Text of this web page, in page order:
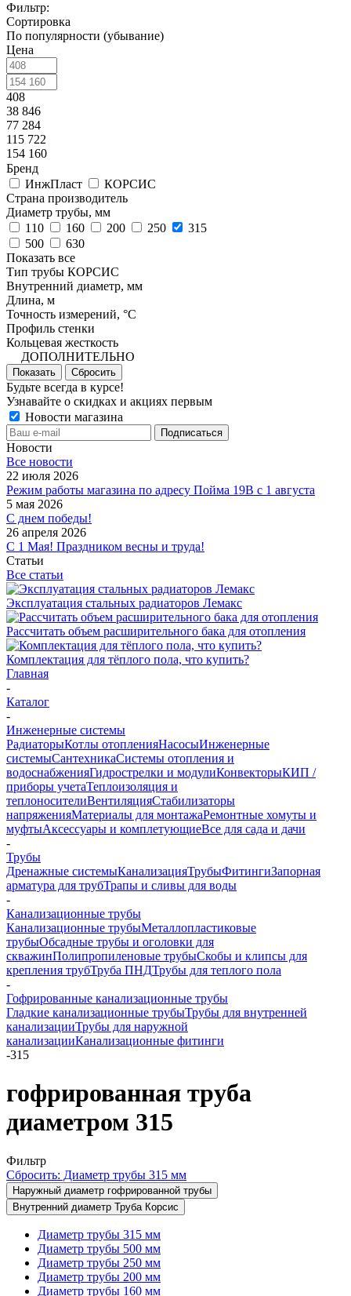
Фильтр:
Сортировка
По популярности (убывание)
Цена
408
38 846
77 284
115 722
154 160
Бренд
ИнжПласт
КОРСИС
Страна производитель
Диаметр трубы, мм
110
160 200 250
315
500
630
Показать все
Тип трубы КОРСИС
Внутренний диаметр, мм
Длина, м
Точность измерений, °C
Профиль стенки
Кольцевая жесткость
ДОПОЛНИТЕЛЬНО
Показать Сбросить
Будьте всегда в курсе!
Узнавайте о скидках и акциях первым
Новости магазина
Новости
Все новости
22 июля 2026
Режим работы магазина по адресу Пойма 19В с 1 августа
5 мая 2026
С днем победы!
26 апреля 2026
С 1 Мая! Праздником весны и труда!
Статьи
Все статьи
Эксплуатация стальных радиаторов Лемакс
Рассчитать объем расширительного бака для отопления
Комплектация для тёплого пола, что купить?
Главная
-
Каталог
-
Инженерные системы
РадиаторыКотлы отопленияНасосыИнженерные
системыСантехникаСистемы отопления и
водоснабженияГидрострелки и модулиКонвекторыКИП /
приборы учетаТеплоизоляция и
теплоносителиВентиляцияСтабилизаторы
напряженияМатериалы для монтажаРемонтные хомуты и
муфтыАксессуары и комплетующиеВсе для сада и дачи
-
Трубы
Дренажные системыКанализацияТрубыФитингиЗапорная
арматура для трубТрапы и сливы для воды
-
Канализационные трубы
Канализационные трубыМеталлопластиковые
трубыОбсадные трубы и оголовки для
скважинПолипропиленовые трубыСкобы и клипсы для
крепления трубТруба ПНДТрубы для теплого пола
-
Гофрированные канализационные трубы
Гладкие канализационные трубыТрубы для внутренней
канализацииТрубы для наружной
канализацииКанализационные фитинги
-315
гофрированная труба
диаметром 315
Фильтр
Сбросить: Диаметр трубы 315 мм
Наружный диаметр гофрированной трубы
Внутренний диаметр Труба Корсис
Диаметр трубы 315 мм
Диаметр трубы 500 мм
Диаметр трубы 250 мм
Диаметр трубы 200 мм
Диаметр трубы 160 мм